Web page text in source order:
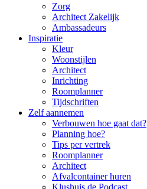
Zorg
Architect Zakelijk
Ambassadeurs
Inspiratie
Kleur
Woonstijlen
Architect
Inrichting
Roomplanner
Tijdschriften
Zelf aannemen
Verbouwen hoe gaat dat?
Planning hoe?
Tips per vertrek
Roomplanner
Architect
Afvalcontainer huren
Klushuis de Podcast